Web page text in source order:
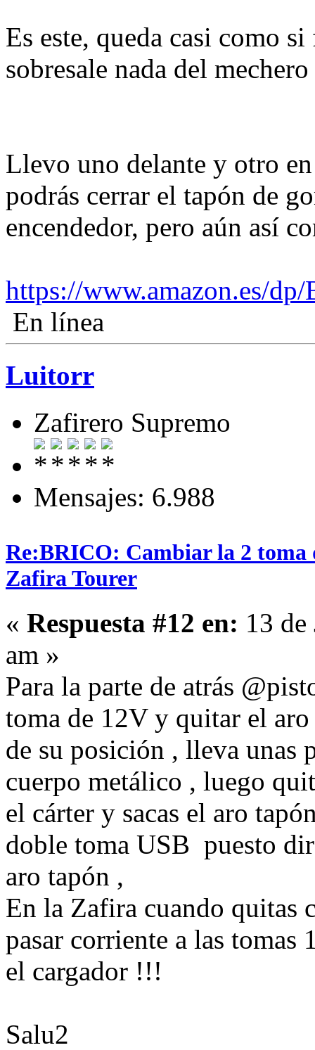
Es este, queda casi como
sobresale nada del mechero
Llevo uno delante y otro
podrás cerrar el tapón de
encendedor, pero aún así
https://www.amazon.es/
En línea
Luitorr
Zafirero Supremo
Mensajes: 6.988
Re:BRICO: Cambiar la 2 toma
Zafira Tourer
« Respuesta #12 en: 13
am »
Para la parte de atrás
toma de 12V y quitar el
de su posición , lleva unas
cuerpo metálico , luego
el cárter y sacas el aro
doble toma USB puesto
aro tapón ,
En la Zafira cuando quitas
pasar corriente a las tomas
el cargador !!!
Salu2